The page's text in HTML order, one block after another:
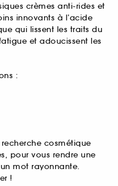
crèmes anti-rides et
innovants à l’acide
qui lissent les traits du
et adoucissent les
:
cosmétique
pour vous rendre une
mot rayonnante.
!